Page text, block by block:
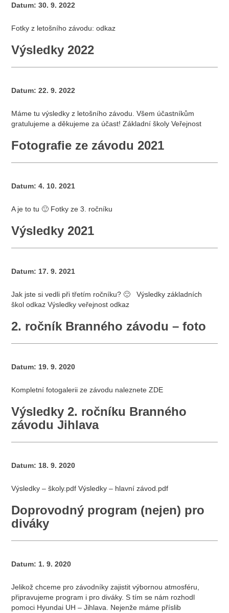
Datum: 30. 9. 2022
Fotky z letošního závodu: odkaz
Výsledky 2022
Datum: 22. 9. 2022
Máme tu výsledky z letošního závodu. Všem účastníkům
gratulujeme a děkujeme za účast! Základní školy Veřejnost
Fotografie ze závodu 2021
Datum: 4. 10. 2021
A je to tu 🙂 Fotky ze 3. ročníku
Výsledky 2021
Datum: 17. 9. 2021
Jak jste si vedli při třetím ročníku? 🙂 Výsledky základních
škol odkaz Výsledky veřejnost odkaz
2. ročník Branného závodu – foto
Datum: 19. 9. 2020
Kompletní fotogalerii ze závodu naleznete ZDE
Výsledky 2. ročníku Branného
závodu Jihlava
Datum: 18. 9. 2020
Výsledky – školy.pdf Výsledky – hlavní závod.pdf
Doprovodný program (nejen) pro
diváky
Datum: 1. 9. 2020
Jelikož chceme pro závodníky zajistit výbornou atmosféru,
připravujeme program i pro diváky. S tím se nám rozhodl
pomoci Hyundai UH – Jihlava. Nejenže máme příslib